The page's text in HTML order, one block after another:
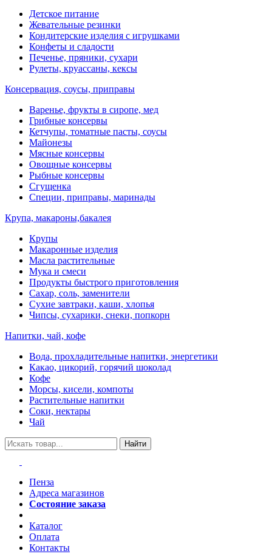
Детское питание
Жевательные резинки
Кондитерские изделия с игрушками
Конфеты и сладости
Печенье, пряники, сухари
Рулеты, круассаны, кексы
Консервация, соусы, приправы
Варенье, фрукты в сиропе, мед
Грибные консервы
Кетчупы, томатные пасты, соусы
Майонезы
Мясные консервы
Овощные консервы
Рыбные консервы
Сгущенка
Специи, приправы, маринады
Крупа, макароны,бакалея
Крупы
Макаронные изделия
Масла растительные
Мука и смеси
Продукты быстрого приготовления
Сахар, соль, заменители
Сухие завтраки, каши, хлопья
Чипсы, сухарики, снеки, попкорн
Напитки, чай, кофе
Вода, прохладительные напитки, энергетики
Какао, цикорий, горячий шоколад
Кофе
Морсы, кисели, компоты
Растительные напитки
Соки, нектары
Чай
Найти
Пенза
Адреса магазинов
Состояние заказа
Каталог
Оплата
Контакты